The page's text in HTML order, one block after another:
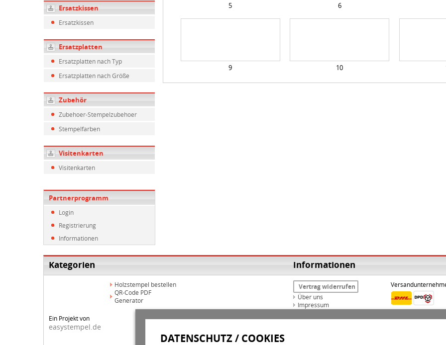
DATENSCHUTZ / COOKIES
Ersatzkissen
Ersatzkissen
Ersatzplatten
Ersatzplatten nach Typ
Ersatzplatten nach Größe
Zubehör
Zubehoer-Stempelzubehoer
Stempelfarben
Visitenkarten
Visitenkarten
Partnerprogramm
Login
Registrierung
Informationen
5 6
9 10
Kategorien Informationen
Holzstempel bestellen
QR-Code PDF
Generator
Ein Projekt von
easystempel.de
Vertrag widerrufen
Über uns
Impressum
AGB